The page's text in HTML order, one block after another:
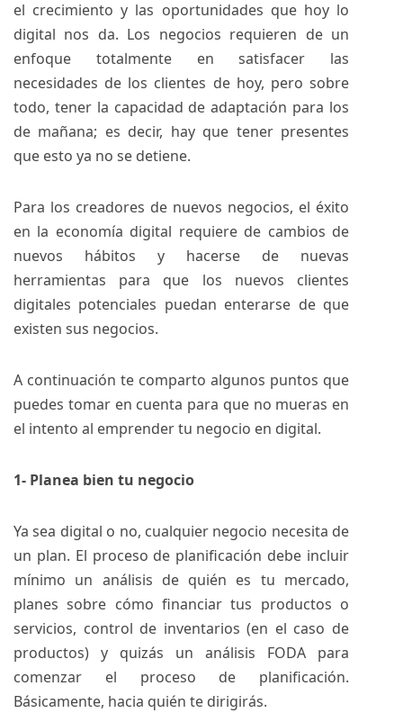
el crecimiento y las oportunidades que hoy lo
digital nos da. Los negocios requieren de un
enfoque totalmente en satisfacer las
necesidades de los clientes de hoy, pero sobre
todo, tener la capacidad de adaptación para los
de mañana; es decir, hay que tener presentes
que esto ya no se detiene.
Para los creadores de nuevos negocios, el éxito
en la economía digital requiere de cambios de
nuevos hábitos y hacerse de nuevas
herramientas para que los nuevos clientes
digitales potenciales puedan enterarse de que
existen sus negocios.
A continuación te comparto algunos puntos que
puedes tomar en cuenta para que no mueras en
el intento al emprender tu negocio en digital.
1- Planea bien tu negocio
Ya sea digital o no, cualquier negocio necesita de
un plan. El proceso de planificación debe incluir
mínimo un análisis de quién es tu mercado,
planes sobre cómo financiar tus productos o
servicios, control de inventarios (en el caso de
productos) y quizás un análisis FODA para
comenzar el proceso de planificación.
Básicamente, hacia quién te dirigirás.